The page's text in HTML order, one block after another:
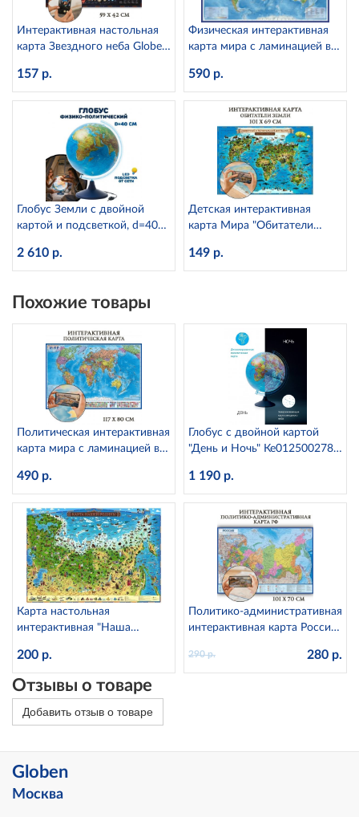
Интерактивная настольная
карта Звездного неба Globen
ламинация)
157 р.
Физическая интерактивная
карта мира с ламинацией в
590 р.
Глобус Земли с двойной
картой и подсветкой, d=40
2 610 р.
Детская интерактивная
карта Мира "Обитатели
КН008
149 р.
Похожие товары
Политическая интерактивная
карта мира с ламинацией в
490 р.
Глобус с двойной картой
"День и Ночь" Ке012500278
1 190 р.
Карта настольная
интерактивная "Наша
КН030 (капсульная
ламинация)
200 р.
Политико-административная
интерактивная карта России
1:8,5М Globen
280 р.
290 р.
Отзывы о товаре
Добавить отзыв о товаре
Globen
Москва